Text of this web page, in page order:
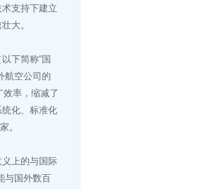
支持下建立
大。
下简称“国
航空公司的
率，缩减了
化、标准化
。
上的与国际
与国外数百